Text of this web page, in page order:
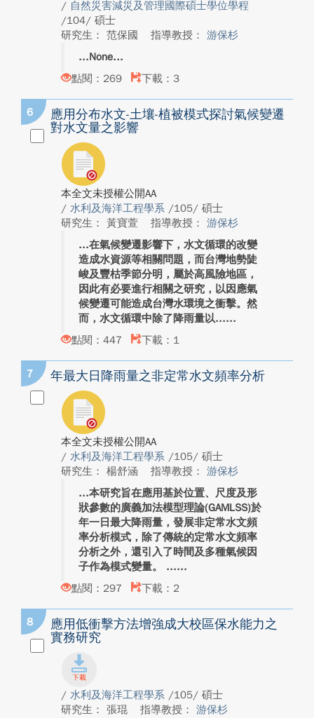
/ 自然災害減災及管理國際碩士學位學程
/104/ 碩士
研究生： 范保國
指導教授： 游保杉
None
點閱：269
下載：3
6
應用分布水文-土壤-植被模式探討氣候變遷
對水文量之影響
本全文未授權公開AA
/ 水利及海洋工程學系 /105/ 碩士
研究生： 黃寶萱
指導教授： 游保杉
在氣候變遷影響下，水文循環的改變
造成水資源等相關問題，而台灣地勢陡
峻及豐枯季節分明，屬於高風險地區，
因此有必要進行相關之研究，以因應氣
候變遷可能造成台灣水環境之衝擊。然
而，水文循環中除了降雨量以...
點閱：447
下載：1
7 年最大日降雨量之非定常水文頻率分析
本全文未授權公開AA
/ 水利及海洋工程學系 /105/ 碩士
研究生： 楊舒涵
指導教授： 游保杉
本研究旨在應用基於位置、尺度及形
狀參數的廣義加法模型理論(GAMLSS)於
年一日最大降雨量，發展非定常水文頻
率分析模式，除了傳統的定常水文頻率
分析之外，還引入了時間及多種氣候因
子作為模式變量。 ...
點閱：297
下載：2
8
應用低衝擊方法增強成大校區保水能力之
實務研究
/ 水利及海洋工程學系 /105/ 碩士
研究生： 張琨
指導教授： 游保杉